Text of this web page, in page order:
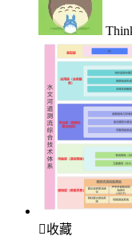
收藏